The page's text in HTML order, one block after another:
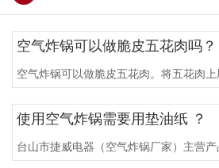
空气炸锅可以做脆皮五花肉吗？
空气炸锅可以做脆皮五花肉。将五花肉
使用空气炸锅需要用垫油纸 ？
台山市捷威电器（空气炸锅厂家）主营